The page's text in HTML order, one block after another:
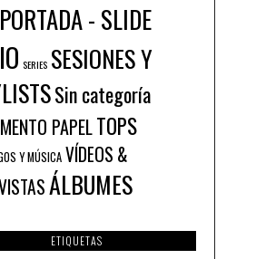
PORTADA - SLIDE
SERIES SESIONES Y
Sin categoría
PAPELTOPS
Y MÚSICA VÍDEOS &
ÁLBUMES
ETIQUETAS